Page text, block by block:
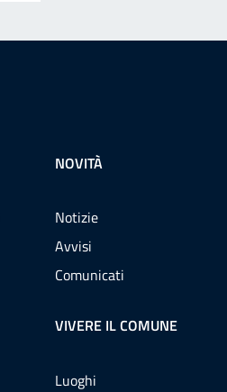
NOVITÀ
Notizie
Avvisi
Comunicati
VIVERE IL COMUNE
Luoghi